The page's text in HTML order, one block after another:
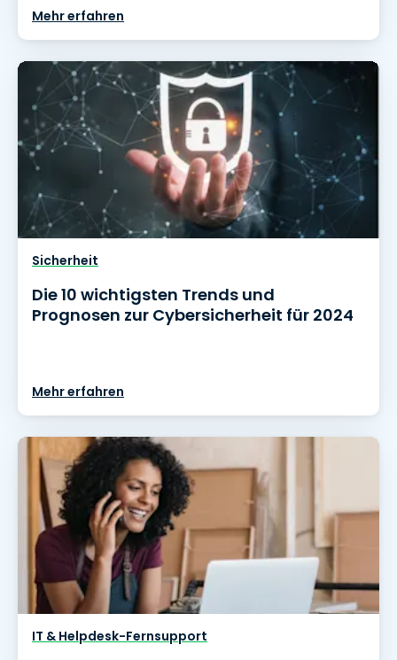
Mehr erfahren
Sicherheit
Die 10 wichtigsten Trends und
Prognosen zur Cybersicherheit für 2024
Mehr erfahren
IT & Helpdesk-Fernsupport